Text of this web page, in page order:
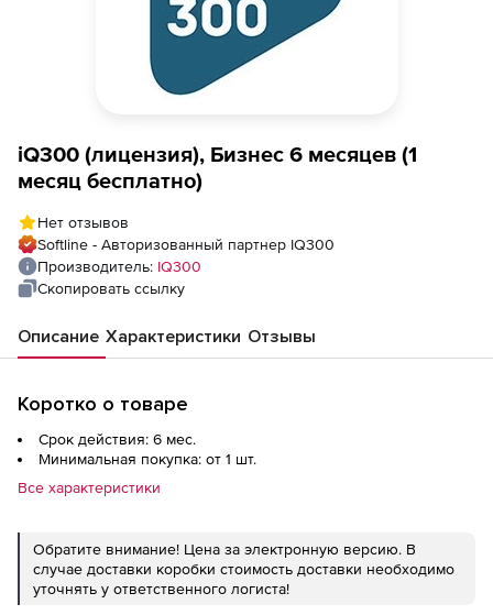
iQ300 (лицензия), Бизнес 6 месяцев (1
месяц бесплатно)
Нет отзывов
Softline - Авторизованный партнер IQ300
Производитель: IQ300
Скопировать ссылку
Описание Характеристики Отзывы
Коротко о товаре
Срок действия: 6 мес.
Минимальная покупка: от 1 шт.
Все характеристики
Обратите внимание! Цена за электронную версию. В
случае доставки коробки стоимость доставки необходимо
уточнять у ответственного логиста!